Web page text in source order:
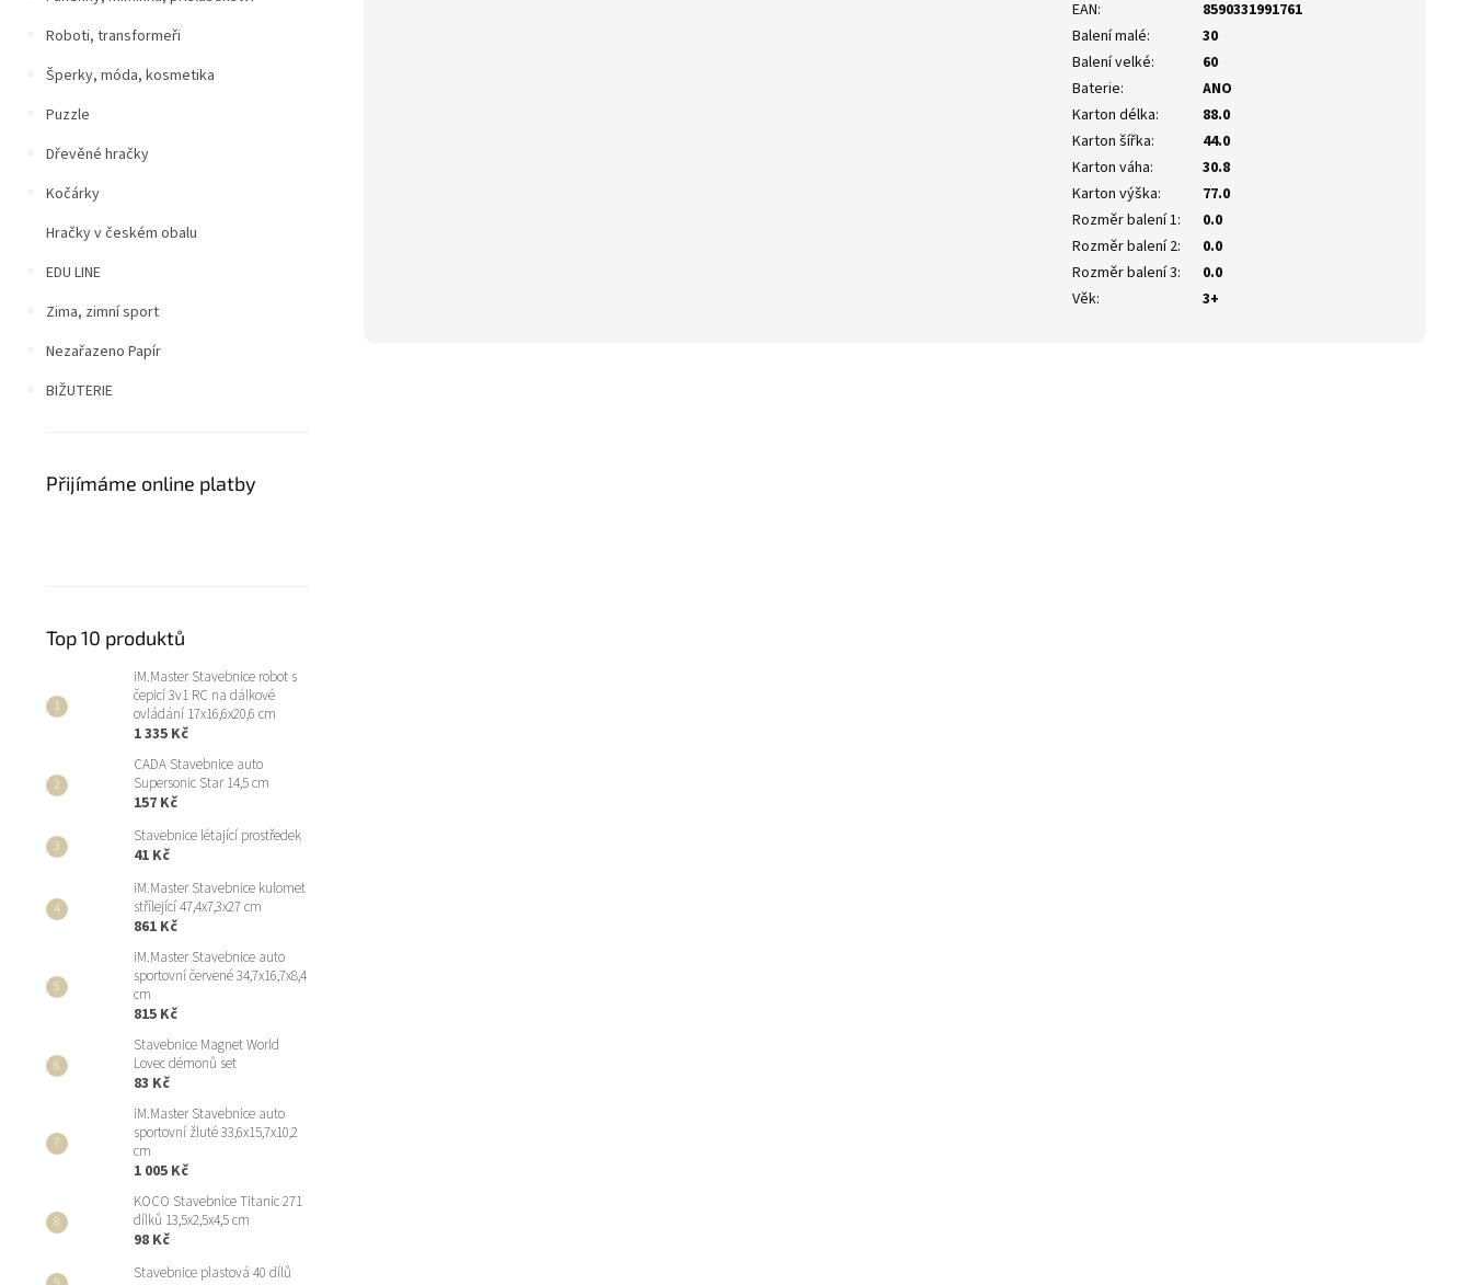
Roboti, transformeři
Šperky, móda, kosmetika
Puzzle
Dřevěné hračky
Kočárky
Hračky v českém obalu
EDU LINE
Zima, zimní sport
Nezařazeno Papír
BIŽUTERIE
Přijímáme online platby
Top 10 produktů
iM.Master Stavebnice robot s
čepicí 3v1 RC na dálkové
ovládání 17x16,6x20,6 cm
1 335 Kč
CADA Stavebnice auto
Supersonic Star 14,5 cm
157 Kč
Stavebnice létající prostředek
41 Kč
iM.Master Stavebnice kulomet
střílející 47,4x7,3x27 cm
861 Kč
iM.Master Stavebnice auto
sportovní červené 34,7x16,7x8,4
cm
815 Kč
Stavebnice Magnet World
Lovec démonů set
83 Kč
iM.Master Stavebnice auto
sportovní žluté 33,6x15,7x10,2
cm
1 005 Kč
KOCO Stavebnice Titanic 271
dílků 13,5x2,5x4,5 cm
98 Kč
Stavebnice plastová 40 dílů
EAN:
8590331991761
Balení malé:
30
Balení velké:
60
Baterie:
ANO
Karton délka:
88.0
Karton šířka:
44.0
Karton váha:
30.8
Karton výška:
77.0
Rozměr balení 1:
0.0
Rozměr balení 2:
0.0
Rozměr balení 3:
0.0
Věk: 3+